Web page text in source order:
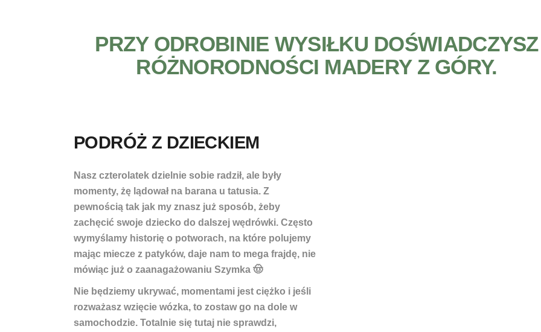
PRZY ODROBINIE WYSIŁKU DOŚWIADCZYSZ
RÓŻNORODNOŚCI MADERY Z GÓRY.
PODRÓŻ Z DZIECKIEM
Nasz czterolatek dzielnie sobie radził, ale były
momenty, żę lądował na barana u tatusia. Z
pewnością tak jak my znasz już sposób, żeby
zachęcić swoje dziecko do dalszej wędrówki. Często
wymyślamy historię o potworach, na które polujemy
mając miecze z patyków, daje nam to mega frajdę, nie
mówiąc już o zaanagażowaniu Szymka 🤠
Nie będziemy ukrywać, momentami jest ciężko i jeśli
rozważasz wzięcie wózka, to zostaw go na dole w
samochodzie. Totalnie się tutaj nie sprawdzi,